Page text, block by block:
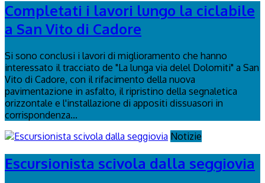
Completati i lavori lungo la ciclabile
a San Vito di Cadore
Si sono conclusi i lavori di miglioramento che hanno
interessato il tracciato de "La lunga via delel Dolomiti" a San
Vito di Cadore, con il rifacimento della nuova
pavimentazione in asfalto, il ripristino della segnaletica
orizzontale e l'installazione di appositi dissuasori in
corrispondenza...
Notizie
Escursionista scivola dalla seggiovia